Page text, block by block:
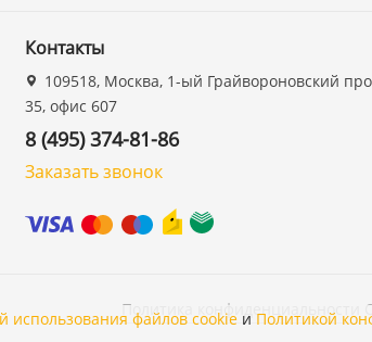
Контакты
109518, Москва, 1-ый Грайвороновский
35, офис 607
8 (495) 374-81-86
Заказать звонок
Политика конфиденциальности
использования файлов cookie и Политикой